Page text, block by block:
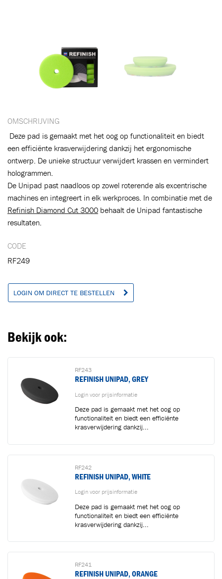
OMSCHRIJVING
Deze pad is gemaakt met het oog op functionaliteit en biedt
een efficiënte krasverwijdering dankzij het ergonomische
ontwerp. De unieke structuur verwijdert krassen en vermindert
hologrammen.
De Unipad past naadloos op zowel roterende als excentrische
machines en integreert in elk werkproces. In combinatie met de
Refinish Diamond Cut 3000 behaalt de Unipad fantastische
resultaten.
CODE
RF249
LOGIN OM DIRECT TE BESTELLEN
Bekijk ook:
RF243
REFINISH UNIPAD, GREY
Login voor prijsinformatie
Deze pad is gemaakt met het oog op
functionaliteit en biedt een efficiënte
krasverwijdering dankzij...
RF242
REFINISH UNIPAD, WHITE
Login voor prijsinformatie
Deze pad is gemaakt met het oog op
functionaliteit en biedt een efficiënte
krasverwijdering dankzij...
RF241
REFINISH UNIPAD, ORANGE
Toegevoegd aan winkelwagen
VERDER WINKELEN